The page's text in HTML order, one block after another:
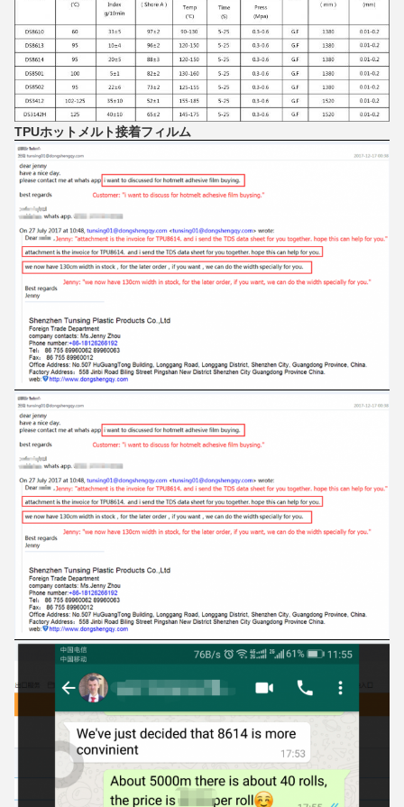
TPUホットメルト接着フィルム